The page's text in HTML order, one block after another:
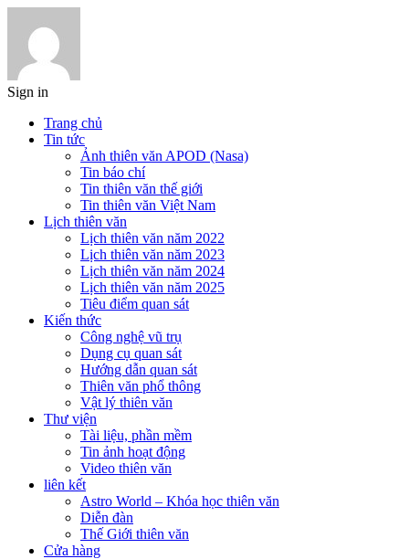
Sign in
Trang chủ
Tin tức
Ảnh thiên văn APOD (Nasa)
Tin báo chí
Tin thiên văn thế giới
Tin thiên văn Việt Nam
Lịch thiên văn
Lịch thiên văn năm 2022
Lịch thiên văn năm 2023
Lịch thiên văn năm 2024
Lịch thiên văn năm 2025
Tiêu điểm quan sát
Kiến thức
Công nghệ vũ trụ
Dụng cụ quan sát
Hướng dẫn quan sát
Thiên văn phổ thông
Vật lý thiên văn
Thư viện
Tài liệu, phần mềm
Tin ảnh hoạt động
Video thiên văn
liên kết
Astro World – Khóa học thiên văn
Diễn đàn
Thế Giới thiên văn
Cửa hàng